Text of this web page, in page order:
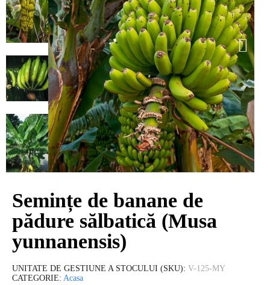
Semințe de banane de
pădure sălbatică (Musa
yunnanensis)
UNITATE DE GESTIUNE A STOCULUI (SKU) V-125-MY
CATEGORIE Acasa